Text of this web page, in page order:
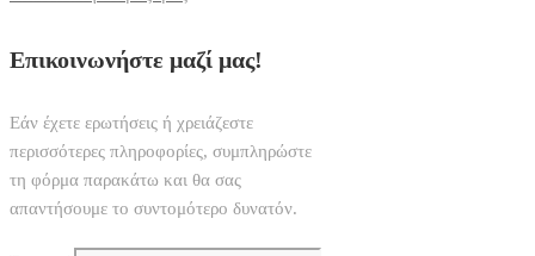
Επικοινωνήστε μαζί μας!
Εάν έχετε ερωτήσεις ή χρειάζεστε
περισσότερες πληροφορίες, συμπληρώστε
τη φόρμα παρακάτω και θα σας
απαντήσουμε το συντομότερο δυνατόν.